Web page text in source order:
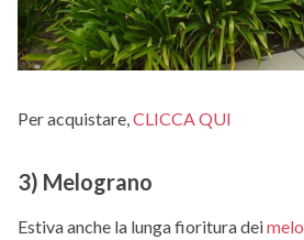
Per acquistare, CLICCA QUI
3) Melograno
Estiva anche la lunga fioritura dei